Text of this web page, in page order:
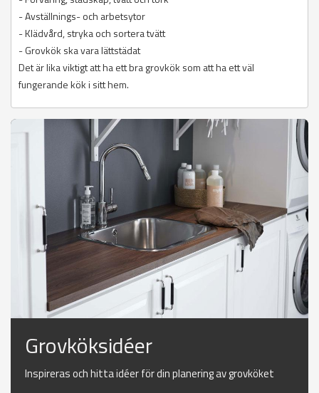
- Avställnings- och arbetsytor
- Klädvård, stryka och sortera tvätt
- Grovkök ska vara lättstädat
Det är lika viktigt att ha ett bra grovkök som att ha ett väl
fungerande kök i sitt hem.
Grovköksidéer
Inspireras och hitta idéer för din planering av grovköket